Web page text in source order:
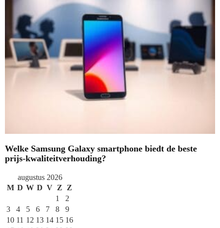
Welke Samsung Galaxy smartphone biedt de beste
prijs-kwaliteitverhouding?
augustus 2026
M D W D V Z
Z
1
2
3
4 5 6 7 8
9
10 11 12 13 14 15 16